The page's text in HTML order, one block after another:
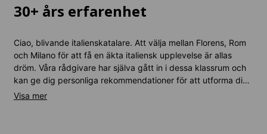
30+ års erfarenhet
Ciao, blivande italienskatalare. Att välja mellan Florens, Rom
och Milano för att få en äkta italiensk upplevelse är allas
dröm. Våra rådgivare har själva gått in i dessa klassrum och
kan ge dig personliga rekommendationer för att utforma din
resa till det stövelformade landet. Dessutom har vi många